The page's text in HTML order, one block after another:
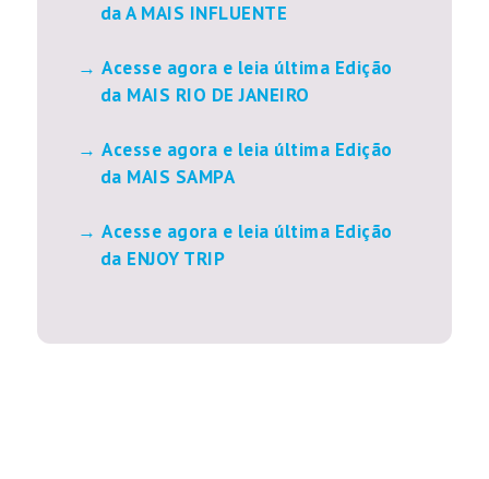
da A MAIS INFLUENTE
Acesse agora e leia última Edição
da MAIS RIO DE JANEIRO
Acesse agora e leia última Edição
da MAIS SAMPA
Acesse agora e leia última Edição
da ENJOY TRIP